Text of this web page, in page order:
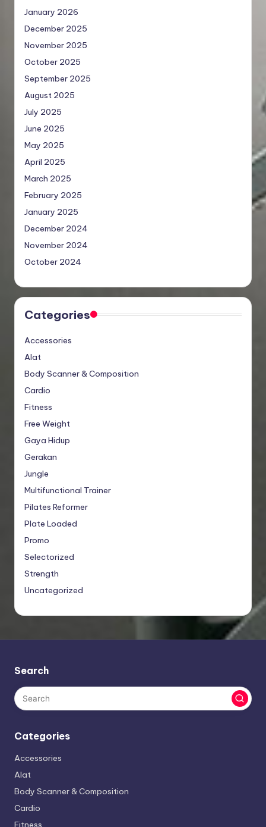
January 2026
December 2025
November 2025
October 2025
September 2025
August 2025
July 2025
June 2025
May 2025
April 2025
March 2025
February 2025
January 2025
December 2024
November 2024
October 2024
Categories
Accessories
Alat
Body Scanner & Composition
Cardio
Fitness
Free Weight
Gaya Hidup
Gerakan
Jungle
Multifunctional Trainer
Pilates Reformer
Plate Loaded
Promo
Selectorized
Strength
Uncategorized
Search
Categories
Accessories
Alat
Body Scanner & Composition
Cardio
Fitness